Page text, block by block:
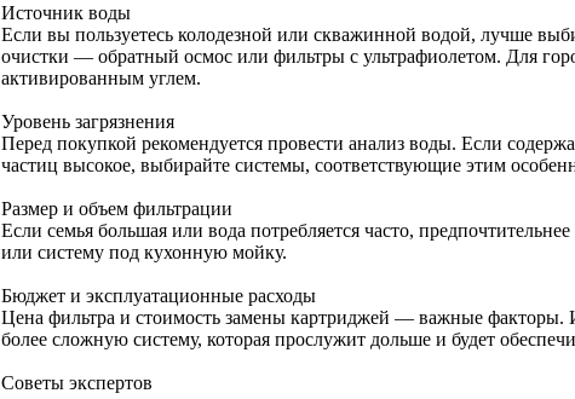
Источник воды
Если вы пользуетесь колодезной или скважинной водой, лучше
очистки — обратный осмос или фильтры с ультрафиолетом. Для
активированным углем.
Уровень загрязнения
Перед покупкой рекомендуется провести анализ воды. Если
частиц высокое, выбирайте системы, соответствующие этим
Размер и объем фильтрации
Если семья большая или вода потребляется часто,
или систему под кухонную мойку.
Бюджет и эксплуатационные расходы
Цена фильтра и стоимость замены картриджей — важные факторы.
более сложную систему, которая прослужит дольше и будет
Советы экспертов